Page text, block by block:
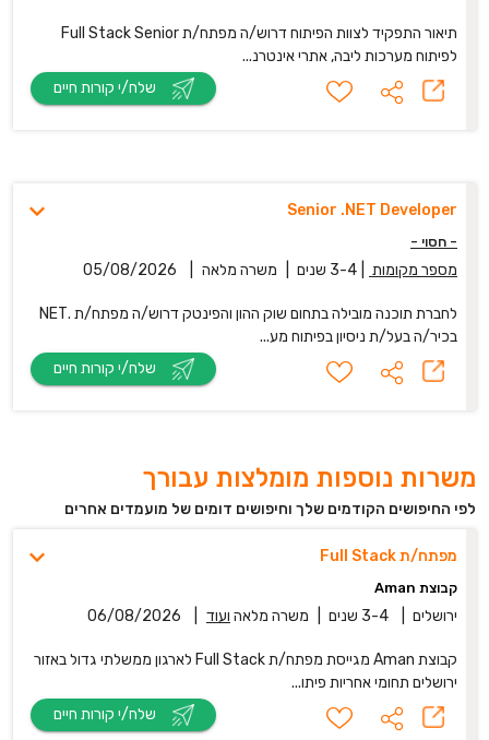
תיאור התפקיד לצוות הפיתוח דרוש/ה מפתח/ת Full Stack Senior
לפיתוח מערכות ליבה, אתרי אינטרנ...
Senior .NET Developer
- חסוי -
מספר מקומות 3-4 שנים משרה מלאה 05/08/2026
לחברת תוכנה מובילה בתחום שוק ההון והפינטק דרוש/ה מפתח/ת .NET
בכיר/ה בעל/ת ניסיון בפיתוח מע...
משרות נוספות מומלצות עבורך
לפי החיפושים הקודמים שלך וחיפושים דומים של מועמדים אחרים
מפתח/ת Full Stack
קבוצת Aman
ירושלים 3-4 שנים משרה מלאה ועוד 06/08/2026
קבוצת Aman מגייסת מפתח/ת Full Stack לארגון ממשלתי גדול באזור
ירושלים תחומי אחריות פיתו...